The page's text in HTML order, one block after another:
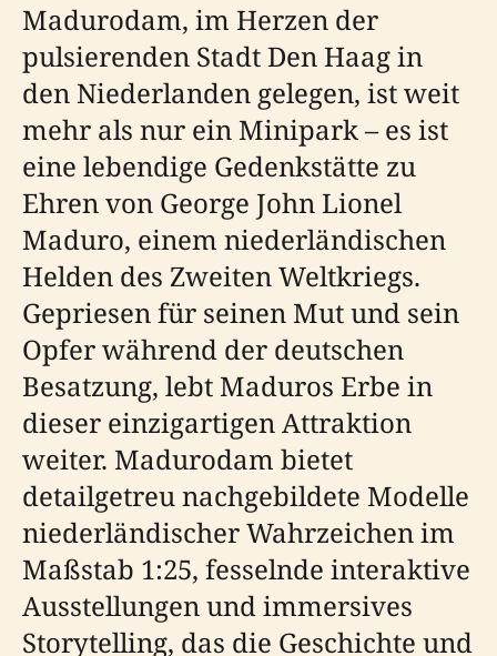
Madurodam, im Herzen der
pulsierenden Stadt Den Haag in
den Niederlanden gelegen, ist weit
mehr als nur ein Minipark – es ist
eine lebendige Gedenkstätte zu
Ehren von George John Lionel
Maduro, einem niederländischen
Helden des Zweiten Weltkriegs.
Gepriesen für seinen Mut und sein
Opfer während der deutschen
Besatzung, lebt Maduros Erbe in
dieser einzigartigen Attraktion
weiter. Madurodam bietet
detailgetreu nachgebildete Modelle
niederländischer Wahrzeichen im
Maßstab 1:25, fesselnde interaktive
Ausstellungen und immersives
Storytelling, das die Geschichte und